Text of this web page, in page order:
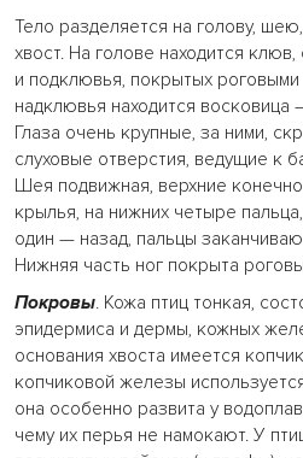
Тело разделяется на голову,
хвост. На голове находится
и подклювья, покрытых
надклювья находится
Глаза очень крупные, за ними,
слуховые отверстия, ведущие к
Шея подвижная, верхние
крылья, на нижних четыре
один — назад, пальцы
Нижняя часть ног покрыта
Покровы. Кожа птиц тонкая,
эпидермиса и дермы, кожных
основания хвоста имеется
копчиковой железы
она особенно развита у
чему их перья не намокают. У